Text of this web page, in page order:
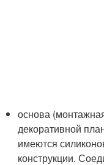
основа
декоративной
имеются
конструкции.